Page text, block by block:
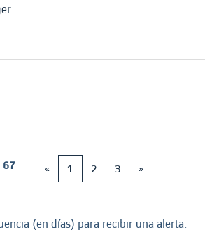
67 « 1 2 3 »
(en días) para recibir una alerta: